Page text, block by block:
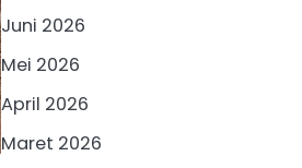
Juni 2026
Mei 2026
April 2026
Maret 2026